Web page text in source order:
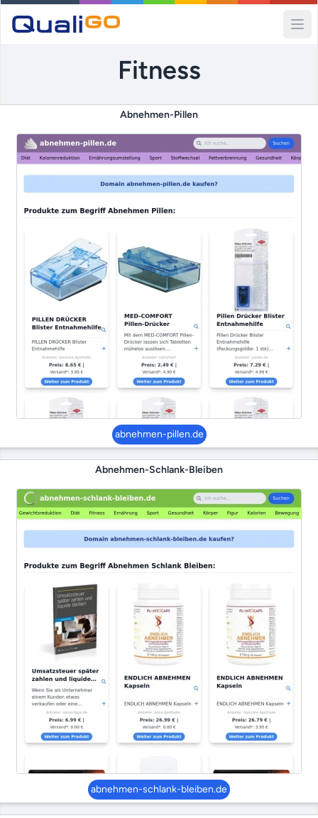
Fitness
Abnehmen-Pillen
abnehmen-pillen.de
Abnehmen-Schlank-Bleiben
abnehmen-schlank-bleiben.de